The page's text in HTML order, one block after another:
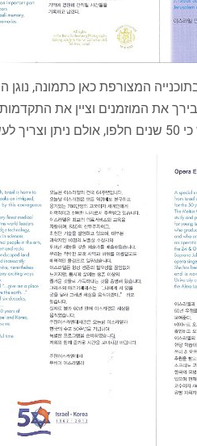
המצורפת כאן כתמונה,
את המוזמנים וציין את